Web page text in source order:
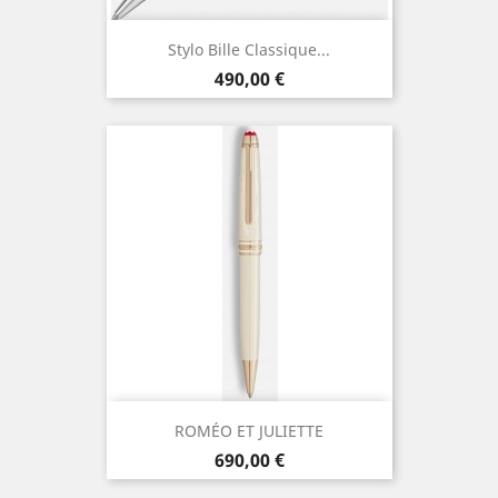
Stylo Bille Classique...
Prix
490,00 €
ROMÉO ET JULIETTE
Prix
690,00 €